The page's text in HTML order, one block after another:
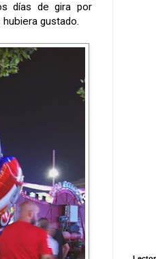
días de gira por
gustado.